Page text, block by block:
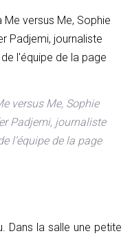
versus Me, Sophie
Padjemi, journaliste
l’équipe de la page
Dans la salle une petite